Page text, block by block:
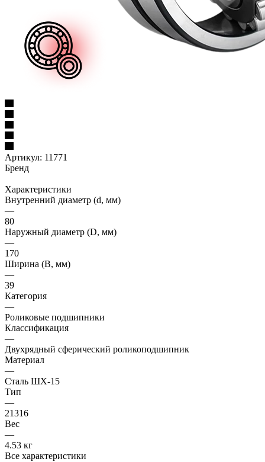
Артикул: 11771
Бренд
Характеристики
Внутренний диаметр (d, мм)
—
80
Наружный диаметр (D, мм)
—
170
Ширина (B, мм)
—
39
Категория
—
Роликовые подшипники
Классификация
—
Двухрядный сферический роликоподшипник
Материал
—
Сталь ШХ-15
Тип
—
21316
Вес
—
4.53 кг
Все характеристики